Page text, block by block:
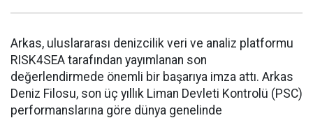
Arkas, uluslararası denizcilik veri ve analiz platformu
RISK4SEA tarafından yayımlanan son
değerlendirmede önemli bir başarıya imza attı. Arkas
Deniz Filosu, son üç yıllık Liman Devleti Kontrolü (PSC)
performanslarına göre dünya genelinde